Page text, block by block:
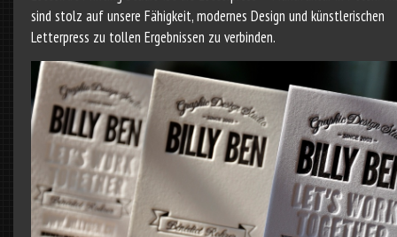
sind stolz auf unsere Fähigkeit, modernes Design und künstlerischen
Letterpress zu tollen Ergebnissen zu verbinden.